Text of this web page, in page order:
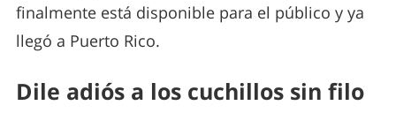
finalmente está disponible para el público y ya
llegó a Puerto Rico.
Dile adiós a los cuchillos sin filo